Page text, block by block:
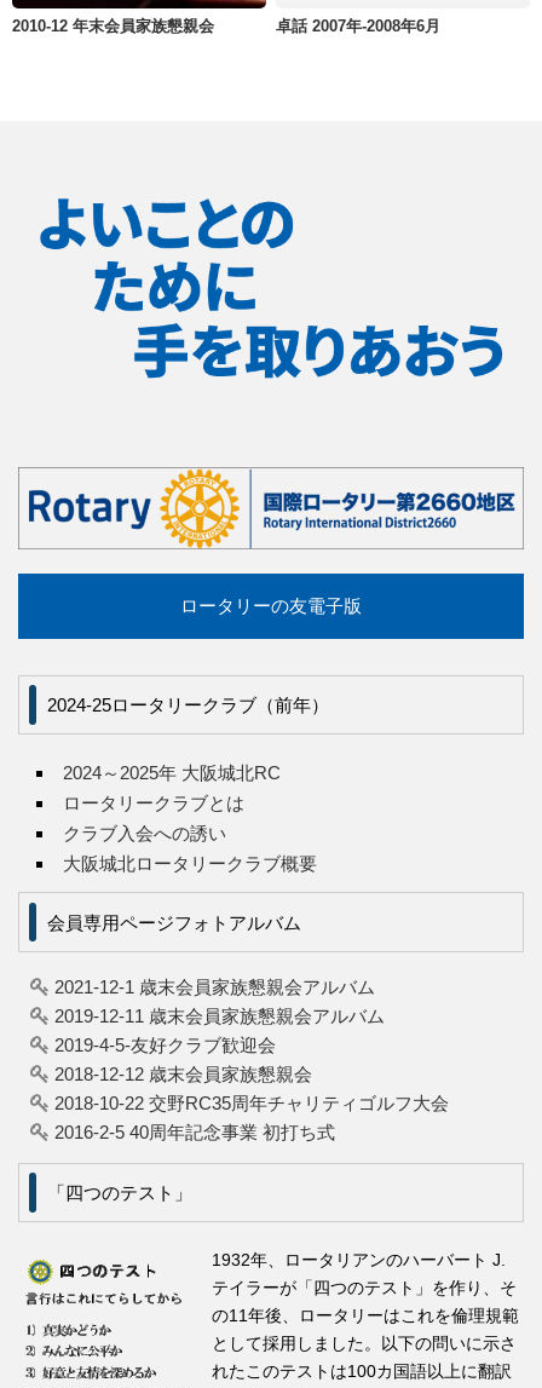
2010-12 年末会員家族懇親会 卓話 2007年-2008年6月
ロータリーの友電子版
2024-25ロータリークラブ（前年）
2024～2025年 大阪城北RC
ロータリークラブとは
クラブ入会への誘い
大阪城北ロータリークラブ概要
会員専用ページフォトアルバム
2021-12-1 歳末会員家族懇親会アルバム
2019-12-11 歳末会員家族懇親会アルバム
2019-4-5-友好クラブ歓迎会
2018-12-12 歳末会員家族懇親会
2018-10-22 交野RC35周年チャリティゴルフ大会
2016-2-5 40周年記念事業 初打ち式
「四つのテスト」
1932年、ロータリアンのハーバート J.
テイラーが「四つのテスト」を作り、そ
の11年後、ロータリーはこれを倫理規範
として採用しました。以下の問いに示さ
れたこのテストは100カ国語以上に翻訳